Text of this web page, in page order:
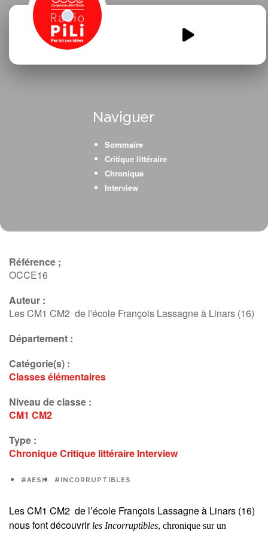
La-webradio-des-CM1-CM2-
chroniques-et-interviews.mp3
Naviguer
Sommaire
Critique littéraire
Chronique
Interview
Référence ;
OCCE16
Auteur :
Les CM1 CM2 de l'école François Lassagne à Linars (16)
Département :
Catégorie(s) :
Classes élémentaires
Niveau de classe :
CM1 CM2
Type :
ChroniqueCritique littéraire Interview
#AESH #INCORRUPTIBLES
Les CM1 CM2 de l’école François Lassagne à Linars (16)
nous font découvrir les Incorruptibles, chronique sur un